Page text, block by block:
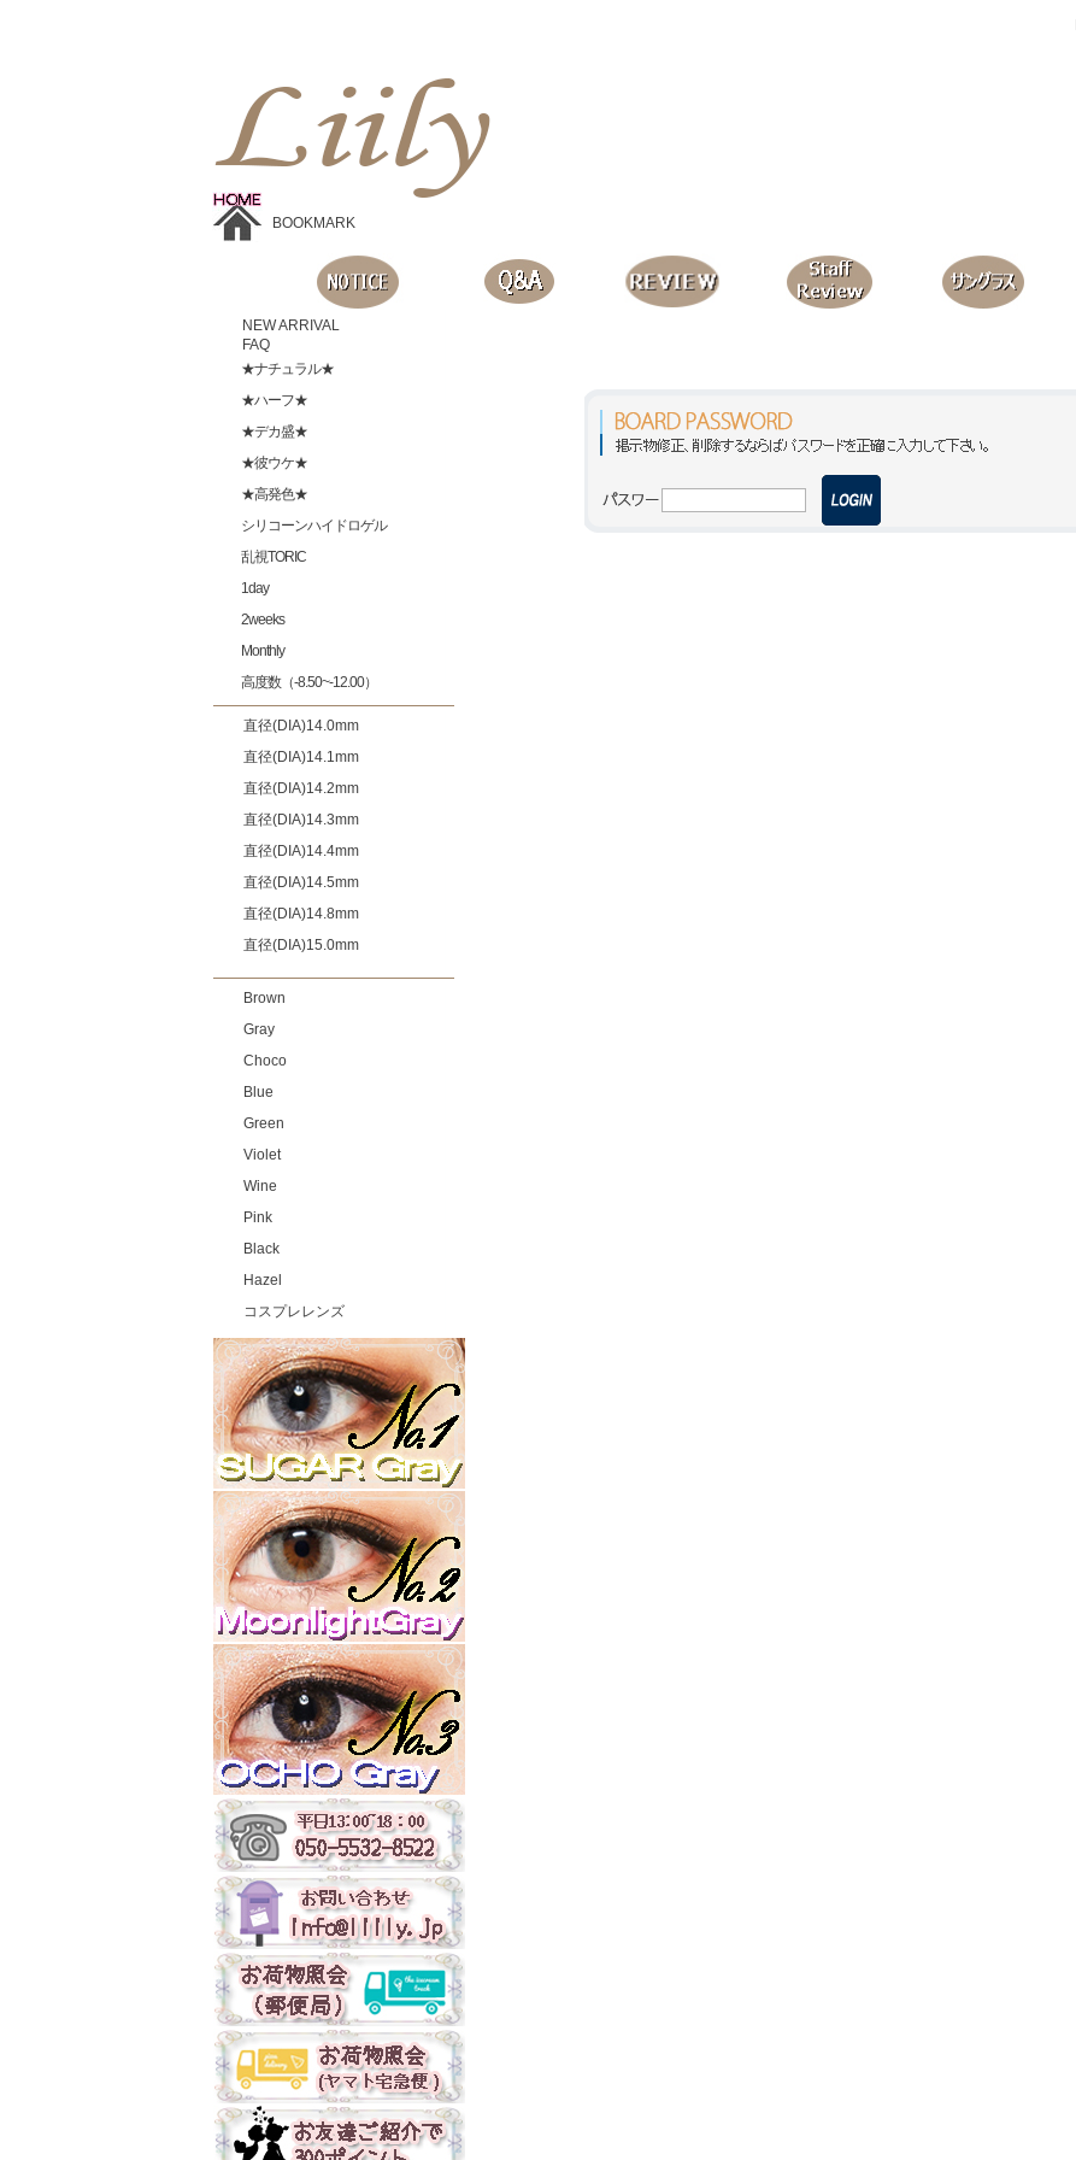
BOOKMARK
NEW ARRIVAL
FAQ
★ナチュラル★
★ハーフ★
★デカ盛★
★彼ウケ★
★高発色★
シリコーンハイドロゲル
乱視TORIC
1day
2weeks
Monthly
高度数（-8.50~-12.00）
直径(DIA)14.0mm
直径(DIA)14.1mm
直径(DIA)14.2mm
直径(DIA)14.3mm
直径(DIA)14.4mm
直径(DIA)14.5mm
直径(DIA)14.8mm
直径(DIA)15.0mm
Brown
Gray
Choco
Blue
Green
Violet
Wine
Pink
Black
Hazel
コスプレレンズ